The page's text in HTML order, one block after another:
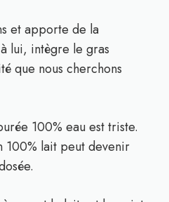
et apporte de la
lui, intègre le gras
que nous cherchons
100% eau est triste.
100% lait peut devenir